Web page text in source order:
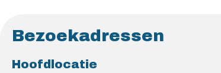
Bezoekadressen
Hoofdlocatie